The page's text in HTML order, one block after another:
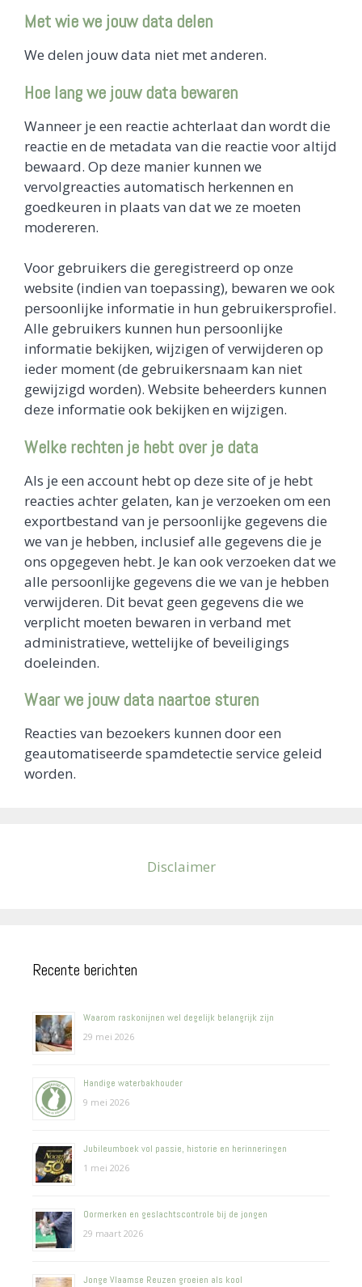
Met wie we jouw data delen
We delen jouw data niet met anderen.
Hoe lang we jouw data bewaren
Wanneer je een reactie achterlaat dan wordt die
reactie en de metadata van die reactie voor altijd
bewaard. Op deze manier kunnen we
vervolgreacties automatisch herkennen en
goedkeuren in plaats van dat we ze moeten
modereren.
Voor gebruikers die geregistreerd op onze
website (indien van toepassing), bewaren we ook
persoonlijke informatie in hun gebruikersprofiel.
Alle gebruikers kunnen hun persoonlijke
informatie bekijken, wijzigen of verwijderen op
ieder moment (de gebruikersnaam kan niet
gewijzigd worden). Website beheerders kunnen
deze informatie ook bekijken en wijzigen.
Welke rechten je hebt over je data
Als je een account hebt op deze site of je hebt
reacties achter gelaten, kan je verzoeken om een
exportbestand van je persoonlijke gegevens die
we van je hebben, inclusief alle gegevens die je
ons opgegeven hebt. Je kan ook verzoeken dat we
alle persoonlijke gegevens die we van je hebben
verwijderen. Dit bevat geen gegevens die we
verplicht moeten bewaren in verband met
administratieve, wettelijke of beveiligings
doeleinden.
Waar we jouw data naartoe sturen
Reacties van bezoekers kunnen door een
geautomatiseerde spamdetectie service geleid
worden.
Disclaimer
Recente berichten
Waarom raskonijnen wel degelijk belangrijk zijn
29 mei 2026
Handige waterbakhouder
9 mei 2026
Jubileumboek vol passie, historie en herinneringen
1 mei 2026
Oormerken en geslachtscontrole bij de jongen
29 maart 2026
Jonge Vlaamse Reuzen groeien als kool